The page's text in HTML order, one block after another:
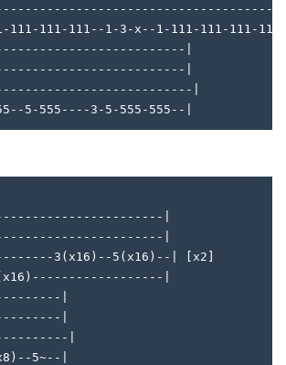
111-111-111--1-3-x--1-111-111-111-
|
|
|
5-555----3-5-555-555--|
|
|
3(x16)--5(x16)--| [x2]
|
|
|
|
5~--|